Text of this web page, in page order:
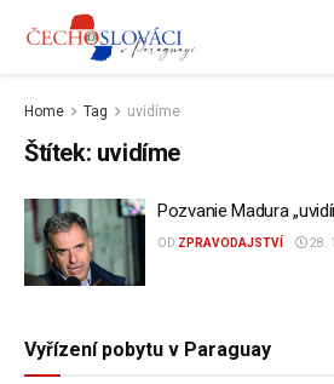
Home Tag uvidíme
Štítek: uvidíme
Pozvanie Madura
OD ZPRAVODAJSTVÍ 28.
Vyřízení pobytu v Paraguay